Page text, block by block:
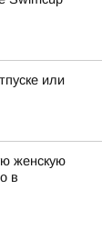
или
женскую
в